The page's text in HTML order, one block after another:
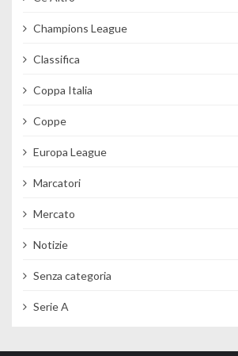
Champions League
Classifica
Coppa Italia
Coppe
Europa League
Marcatori
Mercato
Notizie
Senza categoria
Serie A